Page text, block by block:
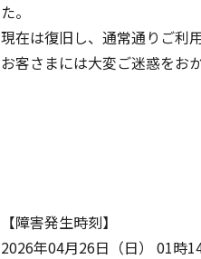
た。
現在は復旧し、通常通りご利
お客さまには大変ご迷惑をお
【障害発生時刻】
2026年04月26日（日） 01時